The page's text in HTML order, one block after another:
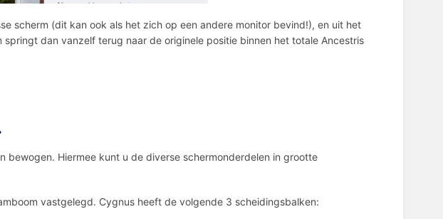
scherm (dit kan ook als het zich op een andere monitor bevind!), en uit het
springt dan vanzelf terug naar de originele positie binnen het totale Ancestris
bewogen. Hiermee kunt u de diverse schermonderdelen in grootte
vastgelegd. Cygnus heeft de volgende 3 scheidingsbalken: